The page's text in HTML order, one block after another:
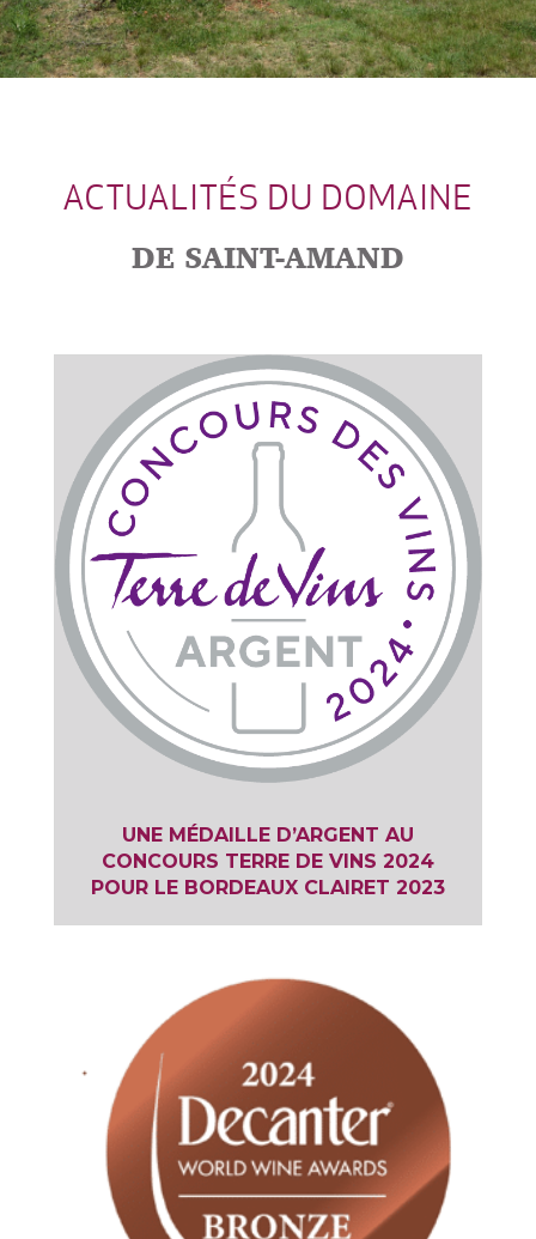
ACTUALITÉS DU DOMAINE
DE SAINT-AMAND
UNE MÉDAILLE D’ARGENT AU
CONCOURS TERRE DE VINS 2024
POUR LE BORDEAUX CLAIRET 2023